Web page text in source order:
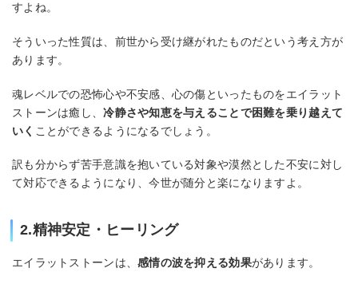
すよね。
そういった性質は、前世から受け継がれたものだという考え方が
あります。
魂レベルでの恐怖心や不安感、心の傷といったものをエイラット
ストーンは癒し、冷静さや知恵を与えることで困難を乗り越えて
いく ことができるようになるでしょう。
訳も分からず苦手意識を抱いている対象や漠然とした不安に対し
て対応できるようになり、今世が随分と楽になりますよ。
2.精神安定・ヒーリング
エイラットストーンは、感情の波を抑える効果があります。